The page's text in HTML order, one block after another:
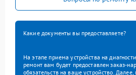
Какие документы вы предоставляете?
На этапе приема устройства на
ремонт вам будет предоставлен заказ-
обязательств на ваше устройство.